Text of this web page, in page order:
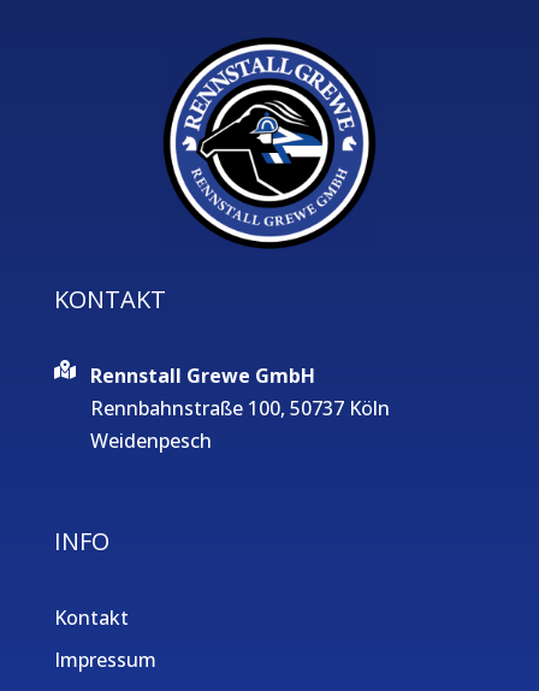
KONTAKT
Rennstall Grewe GmbH
Rennbahnstraße 100, 50737 Köln
Weidenpesch
INFO
Kontakt
Impressum